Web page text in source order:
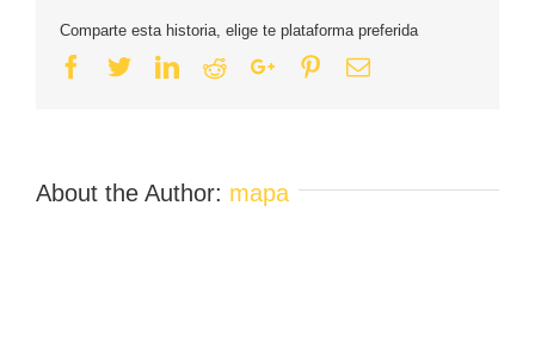
Comparte esta historia, elige te plataforma preferida
Facebook
TwitterLinkedin
RedditGoogle+Pinterest
Email
About the Author: mapa